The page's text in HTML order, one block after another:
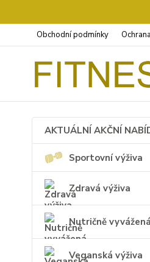
Obchodní podmínky
AKTUÁLNÍ AKČNÍ
Sportovní výživa
Zdravá výživa
Nutričně
Veganská výživa